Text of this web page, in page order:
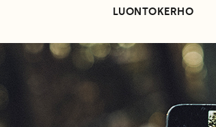
LUONTOKERHO